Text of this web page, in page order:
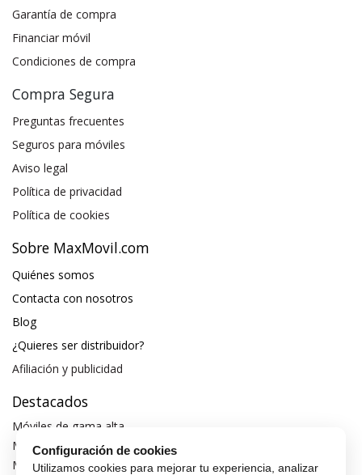
Garantía de compra
Financiar móvil
Condiciones de compra
Compra Segura
Preguntas frecuentes
Seguros para móviles
Aviso legal
Política de privacidad
Política de cookies
Sobre MaxMovil.com
Quiénes somos
Contacta con nosotros
Blog
¿Quieres ser distribuidor?
Afiliación y publicidad
Destacados
Móviles de gama alta
Móviles con buena cámara
Móviles sin marcos
Configuración de cookies
Utilizamos cookies para mejorar tu experiencia, analizar